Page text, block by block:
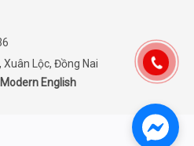
Lộc, Đồng Nai
Modern English